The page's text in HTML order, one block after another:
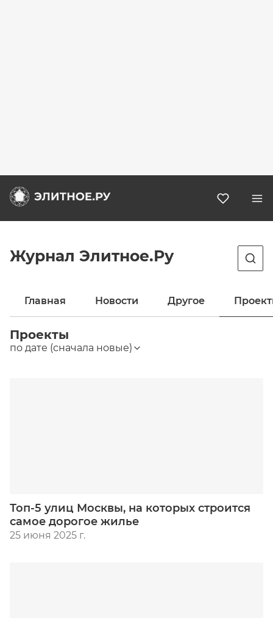
Журнал Элитное.Ру
Главная Новости Другое
Проекты
по дате (сначала новые)
Топ-5 улиц Москвы, на которых строится
самое дорогое жилье
25 июня 2025 г.